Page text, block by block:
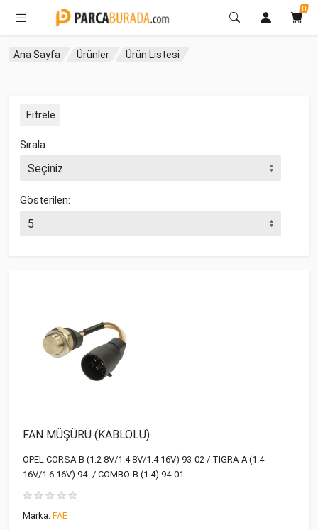
0
Ana Sayfa Ürünler Ürün Listesi
Fitrele
Sırala:
Gösterilen:
FAN MÜŞÜRÜ (KABLOLU)
OPEL CORSA-B (1.2 8V/1.4 8V/1.4 16V) 93-02 / TIGRA-A (1.4
16V/1.6 16V) 94- / COMBO-B (1.4) 94-01
Marka: FAE